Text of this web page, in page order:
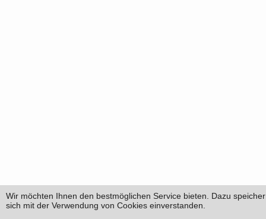
Wir möchten Ihnen den bestmöglichen Service bieten. Dazu
sich mit der Verwendung von Cookies einverstanden.